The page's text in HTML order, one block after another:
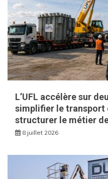
L’UFL accélère sur
simplifier le transport
structurer le métier
8 juillet 2026